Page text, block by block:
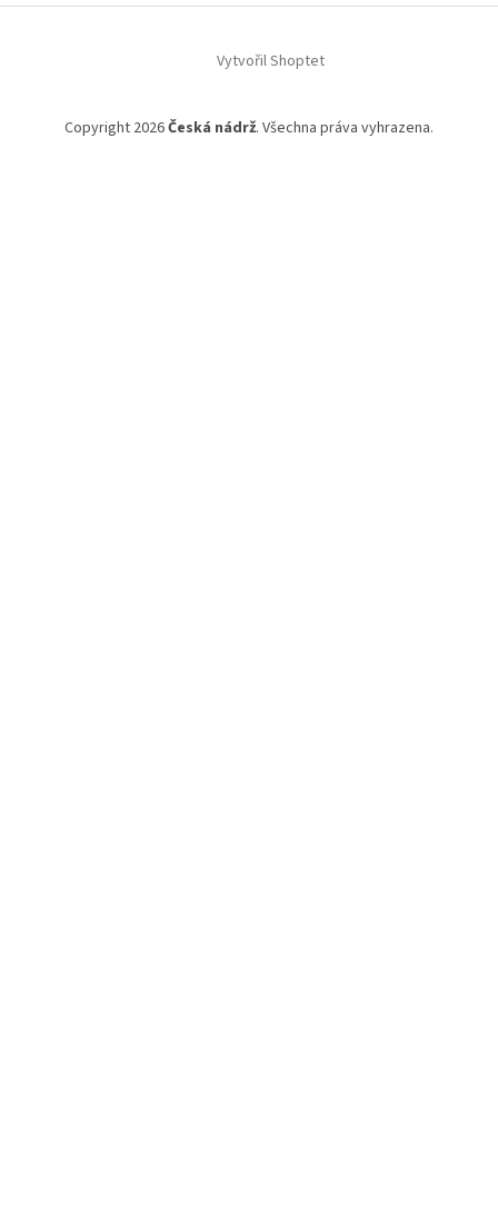
Vytvořil Shoptet
Copyright 2026Česká nádrž. Všechna práva vyhrazena.